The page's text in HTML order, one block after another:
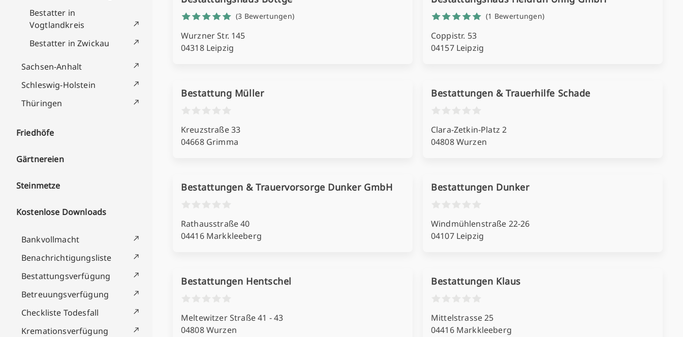
Bestatter in
Vogtlandkreis
Bestatter in Zwickau
Sachsen-Anhalt
Schleswig-Holstein
Thüringen
Friedhöfe
Gärtnereien
Steinmetze
Kostenlose Downloads
Bankvollmacht
Benachrichtigungsliste
Bestattungsverfügung
Betreuungsverfügung
Checkliste Todesfall
Kremationsverfügung
(3 Bewertungen)
Wurzner Str. 145
04318 Leipzig
(1 Bewertungen)
Coppistr. 53
04157 Leipzig
Bestattung Müller
Kreuzstraße 33
04668 Grimma
Bestattungen & Trauerhilfe Schade
Clara-Zetkin-Platz 2
04808 Wurzen
Bestattungen & Trauervorsorge Dunker GmbH
Rathausstraße 40
04416 Markkleeberg
Bestattungen Dunker
Windmühlenstraße 22-26
04107 Leipzig
Bestattungen Hentschel
Meltewitzer Straße 41 - 43
04808 Wurzen
Bestattungen Klaus
Mittelstrasse 25
04416 Markkleeberg